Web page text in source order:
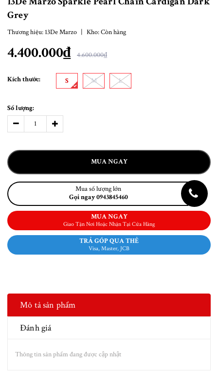
Grey
Thương hiệu: 13De Marzo | Kho:Còn hàng
4.400.000₫ 4.600.000₫
Kích thước: S M L
Số lượng:
MUA NGAY
Mua số lượng lớn
Gọi ngay 0943845460
MUA NGAY
Giao Tận Nơi Hoặc Nhận Tại Cửa Hàng
TRẢ GÓP QUA THẺ
Visa, Master, JCB
Mô tả sản phẩm
Đánh giá
Thông tin sản phẩm đang được cập nhật